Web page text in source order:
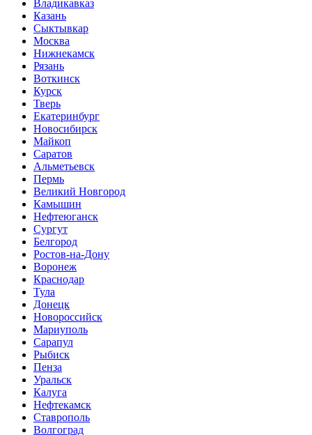
Владикавказ
Казань
Сыктывкар
Москва
Нижнекамск
Рязань
Воткинск
Курск
Тверь
Екатеринбург
Новосибирск
Майкоп
Саратов
Альметьевск
Пермь
Великий Новгород
Камышин
Нефтеюганск
Сургут
Белгород
Ростов-на-Дону
Воронеж
Краснодар
Тула
Донецк
Новороссийск
Мариуполь
Сарапул
Рыбиск
Пенза
Уральск
Калуга
Нефтекамск
Ставрополь
Волгоград